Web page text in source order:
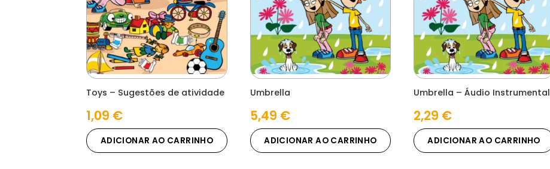
Toys – Sugestões de atividade
1,09 €
ADICIONAR AO CARRINHO
Umbrella
5,49 €
ADICIONAR AO CARRINHO
Umbrella – Áudio Instrumental
2,29 €
ADICIONAR AO CARRINHO